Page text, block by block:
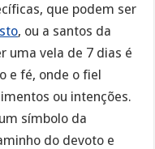
que podem ser
, ou a santos da
uma vela de 7 dias é
e fé, onde o fiel
ou intenções.
símbolo da
do devoto e